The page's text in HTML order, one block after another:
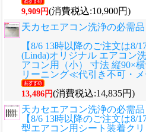
9,909円(消費税込:10,900円)
天カセエアコン洗浄の必需
【8/6 13時以降のご注文は8/
(Linda)オリジナル エアコン
アコン用（小） 寸法 縦90×
リーニング≪代引き不可・
13,486円(消費税込:14,835円)
天カセエアコン洗浄の必需品
【8/6 13時以降のご注文は8/
型エアコン用シート装着クリ